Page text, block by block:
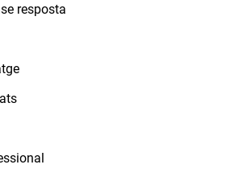
resposta